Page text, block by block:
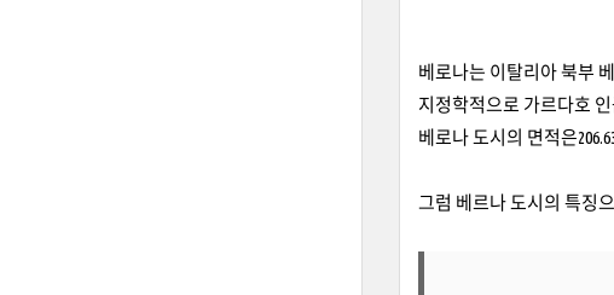
베로나는 이탈리아 북부
지정학적으로 가르다호
베로나 도시의 면적은
그럼 베르나 도시의 특징